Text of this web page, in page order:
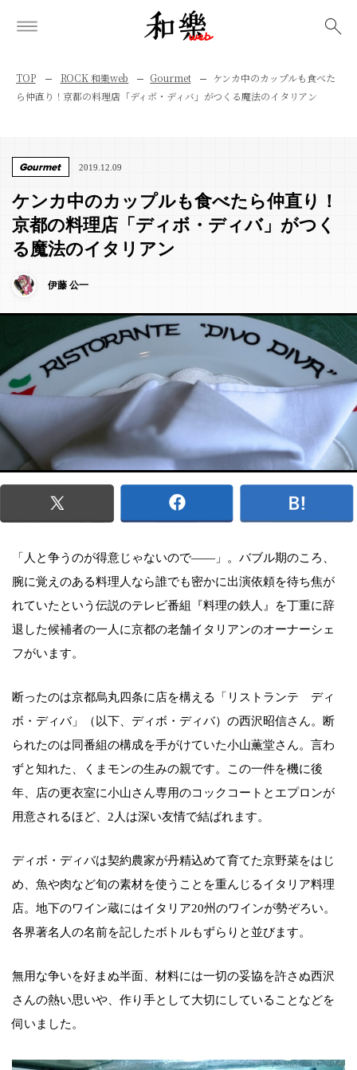
TOP ROCK 和樂web Gourmet
ケンカ中のカップルも食べた
ら仲直り！京都の料理店「ディボ・ディバ」がつくる魔法のイタリアン
Gourmet 2019.12.09
ケンカ中のカップルも食べたら仲直り！
京都の料理店「ディボ・ディバ」がつく
る魔法のイタリアン
伊藤 公一
「人と争うのが得意じゃないので――」。バブル期のころ、
腕に覚えのある料理人なら誰でも密かに出演依頼を待ち焦が
れていたという伝説のテレビ番組『料理の鉄人』を丁重に辞
退した候補者の一人に京都の老舗イタリアンのオーナーシェ
フがいます。
断ったのは京都烏丸四条に店を構える「リストランテ ディ
ボ・ディバ」（以下、ディボ・ディバ）の西沢昭信さん。断
られたのは同番組の構成を手がけていた小山薫堂さん。言わ
ずと知れた、くまモンの生みの親です。この一件を機に後
年、店の更衣室に小山さん専用のコックコートとエプロンが
用意されるほど、2人は深い友情で結ばれます。
ディボ・ディバは契約農家が丹精込めて育てた京野菜をはじ
め、魚や肉など旬の素材を使うことを重んじるイタリア料理
店。地下のワイン蔵にはイタリア20州のワインが勢ぞろい。
各界著名人の名前を記したボトルもずらりと並びます。
無用な争いを好まぬ半面、材料には一切の妥協を許さぬ西沢
さんの熱い思いや、作り手として大切にしていることなどを
伺いました。